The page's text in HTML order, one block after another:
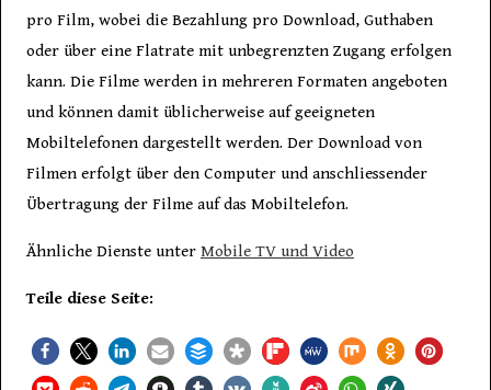
pro Film, wobei die Bezahlung pro Download, Guthaben
oder über eine Flatrate mit unbegrenzten Zugang erfolgen
kann. Die Filme werden in mehreren Formaten angeboten
und können damit üblicherweise auf geeigneten
Mobiltelefonen dargestellt werden. Der Download von
Filmen erfolgt über den Computer und anschliessender
Übertragung der Filme auf das Mobiltelefon.
Ähnliche Dienste unter Mobile TV und Video
Teile diese Seite: